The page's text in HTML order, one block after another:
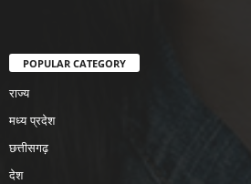
POPULAR CATEGORY
राज्य
मध्य प्रदेश
छत्तीसगढ़
देश